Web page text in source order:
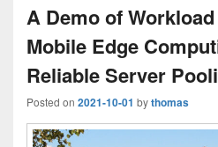
A Demo of
Mobile Edge
Reliable Server
Posted on 2021-10-01 bythomas